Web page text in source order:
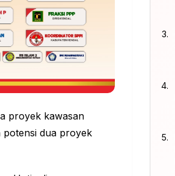
proyek kawasan
potensi dua proyek